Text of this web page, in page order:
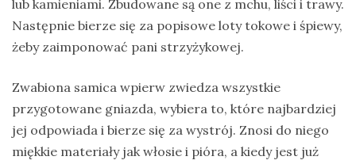
lub kamieniami. Zbudowane są one z mchu, liści i trawy.
Następnie bierze się za popisowe loty tokowe i śpiewy,
żeby zaimponować pani strzyżykowej.
Zwabiona samica wpierw zwiedza wszystkie
przygotowane gniazda, wybiera to, które najbardziej
jej odpowiada i bierze się za wystrój. Znosi do niego
miękkie materiały jak włosie i pióra, a kiedy jest już